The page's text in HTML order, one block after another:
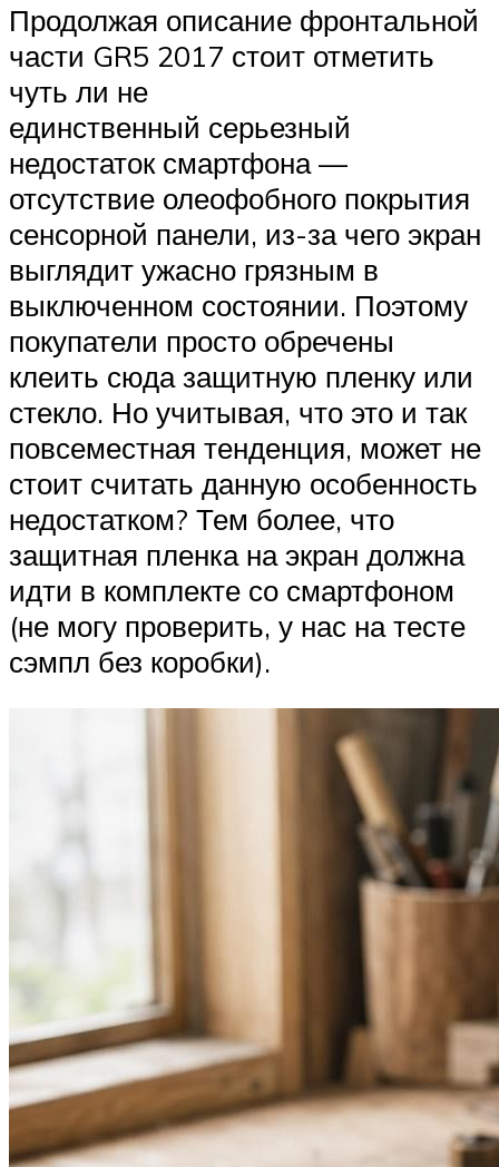
Продолжая описание фронтальной
части GR5 2017 стоит отметить
чуть ли не
единственный серьезный
недостаток смартфона —
отсутствие олеофобного покрытия
сенсорной панели, из-за чего экран
выглядит ужасно грязным в
выключенном состоянии. Поэтому
покупатели просто обречены
клеить сюда защитную пленку или
стекло. Но учитывая, что это и так
повсеместная тенденция, может не
стоит считать данную особенность
недостатком? Тем более, что
защитная пленка на экран должна
идти в комплекте со смартфоном
(не могу проверить, у нас на тесте
сэмпл без коробки).